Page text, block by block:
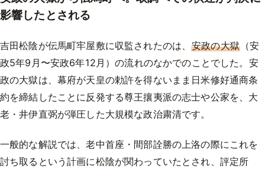
影響したとされる
吉田松陰が伝馬町牢屋敷に収監されたのは、安政の大獄（安
政5年9月〜安政6年12月）の流れのなかでのことでした。安
政の大獄は、幕府が天皇の勅許を得ないまま日米修好通商条
約を締結したことに反発する尊王攘夷派の志士や公家を、大
老・井伊直弼が弾圧した大規模な政治粛清です。
一般的な解説では、老中首座・間部詮勝の上洛の際にこれを
討ち取るという計画に松陰が関わっていたとされ、評定所